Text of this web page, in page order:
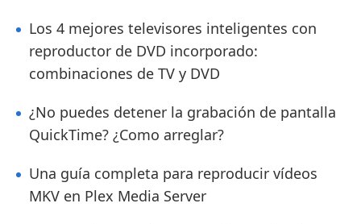
Los 4 mejores televisores inteligentes con
reproductor de DVD incorporado:
combinaciones de TV y DVD
¿No puedes detener la grabación de pantalla
QuickTime? ¿Como arreglar?
Una guía completa para reproducir vídeos
MKV en Plex Media Server